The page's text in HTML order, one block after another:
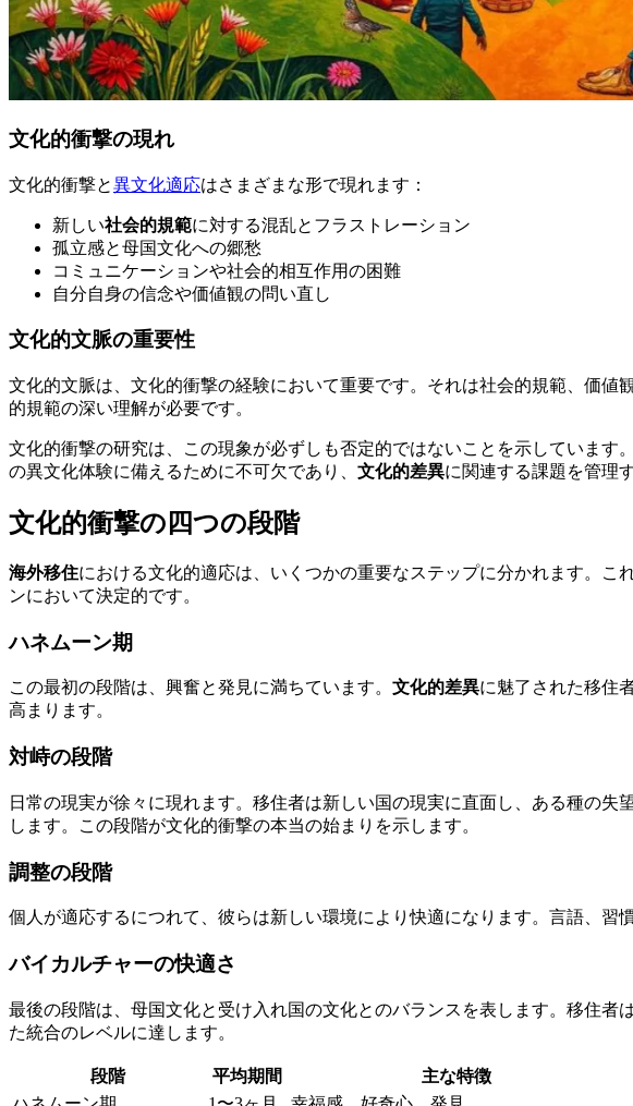
文化的衝撃の現れ
文化的衝撃と異文化適応はさまざまな形で現れます：
新しい社会的規範に対する混乱とフラストレーション
孤立感と母国文化への郷愁
コミュニケーションや社会的相互作用の困難
自分自身の信念や価値観の問い直し
文化的文脈の重要性
文化的文脈は、文化的衝撃の経験において重要です。それは社会的規範、価
的規範の深い理解が必要です。
文化的衝撃の研究は、この現象が必ずしも否定的ではないことを示していま
の異文化体験に備えるために不可欠であり、 文化的差異に関連する課題を管理
文化的衝撃の四つの段階
海外移住における文化的適応は、いくつかの重要なステップに分かれます。
ンにおいて決定的です。
ハネムーン期
この最初の段階は、興奮と発見に満ちています。 文化的差異に魅了された移住
高まります。
対峙の段階
日常の現実が徐々に現れます。移住者は新しい国の現実に直面し、ある種の
します。この段階が文化的衝撃の本当の始まりを示します。
調整の段階
個人が適応するにつれて、彼らは新しい環境により快適になります。言語、
バイカルチャーの快適さ
最後の段階は、母国文化と受け入れ国の文化とのバランスを表します。移住
た統合のレベルに達します。
段階 平均期間
主な特徴